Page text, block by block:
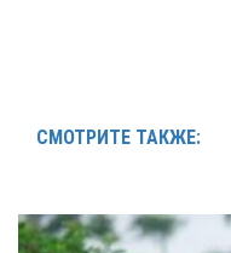
СМОТРИТЕ ТАКЖЕ: